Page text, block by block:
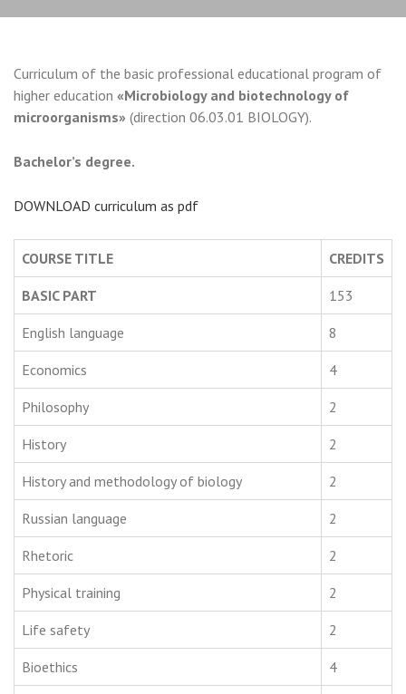
Curriculum of the basic professional educational program of
higher education «Microbiology and biotechnology of
microorganisms» (direction 06.03.01 BIOLOGY).
Bachelor’s degree.
DOWNLOAD curriculum as pdf
COURSE TITLE CREDITS
BASIC PART 153
English language 8
Economics 4
Philosophy 2
History 2
History and methodology of biology 2
Russian language 2
Rhetoric 2
Physical training 2
Life safety 2
Bioethics 4